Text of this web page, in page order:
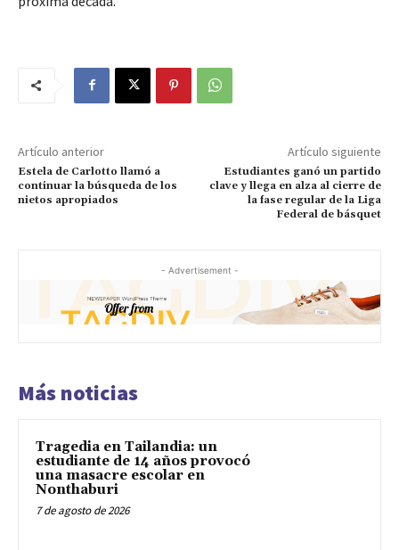
Artículo anterior
Estela de Carlotto llamó a
continuar la búsqueda de los
nietos apropiados
Artículo siguiente
Estudiantes ganó un partido
clave y llega en alza al cierre de
la fase regular de la Liga
Federal de básquet
- Advertisement -
Más noticias
Tragedia en Tailandia: un
estudiante de 14 años provocó
una masacre escolar en
Nonthaburi
7 de agosto de 2026